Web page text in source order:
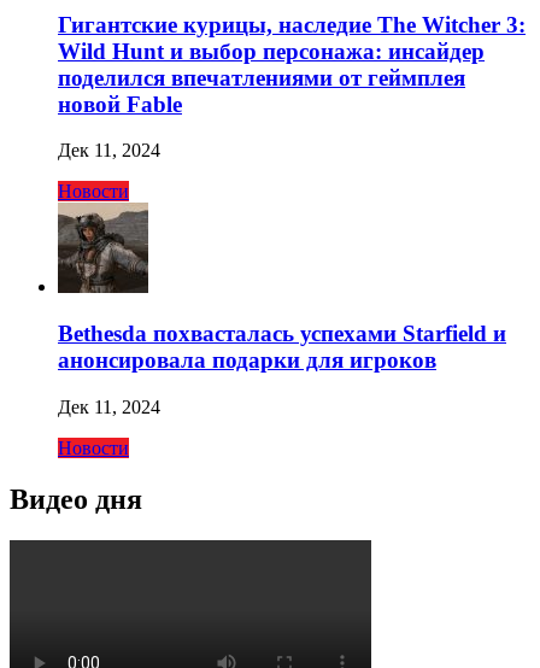
Гигантские курицы, наследие The Witcher 3:
Wild Hunt и выбор персонажа: инсайдер
поделился впечатлениями от геймплея
новой Fable
Дек 11, 2024
Новости
Bethesda похвасталась успехами Starfield и
анонсировала подарки для игроков
Дек 11, 2024
Новости
Видео дня